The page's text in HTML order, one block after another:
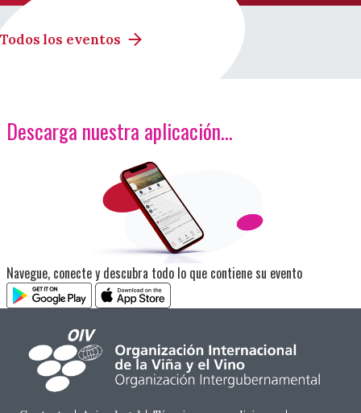
Todos los eventos
Descarga nuestra aplicación…
<p>Imagen</p>
Navegue, conecte y descubra todo lo que contiene su evento